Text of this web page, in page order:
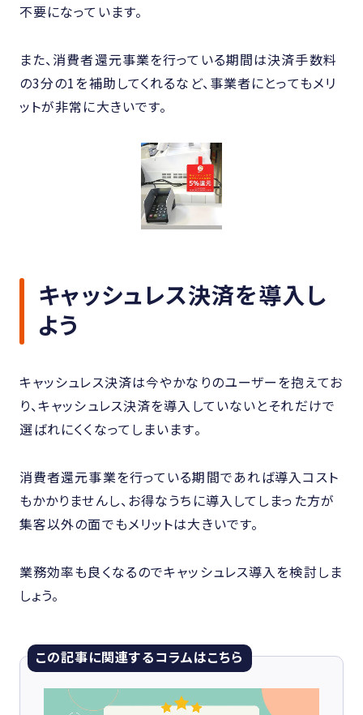
不要になっています。
また、消費者還元事業を行っている期間は決済手数料
の3分の1を補助してくれるなど、事業者にとってもメリ
ットが非常に大きいです。
キャッシュレス決済を導入し
よう
キャッシュレス決済は今やかなりのユーザーを抱えてお
り、キャッシュレス決済を導入していないとそれだけで
選ばれにくくなってしまいます。
消費者還元事業を行っている期間であれば導入コスト
もかかりませんし、お得なうちに導入してしまった方が
集客以外の面でもメリットは大きいです。
業務効率も良くなるのでキャッシュレス導入を検討しま
しょう。
この記事に関連するコラムはこちら